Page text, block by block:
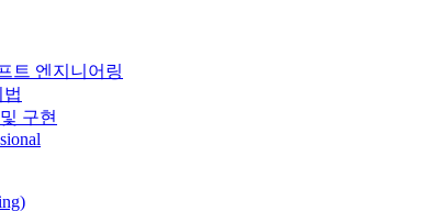
트 엔지니어링
구현